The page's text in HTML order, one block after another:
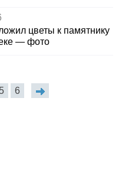
цветы к памятнику
— фото
5 6